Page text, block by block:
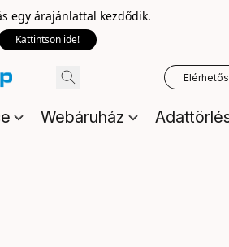
egy árajánlattal kezdődik.
Kattintson ide!
Webáruház